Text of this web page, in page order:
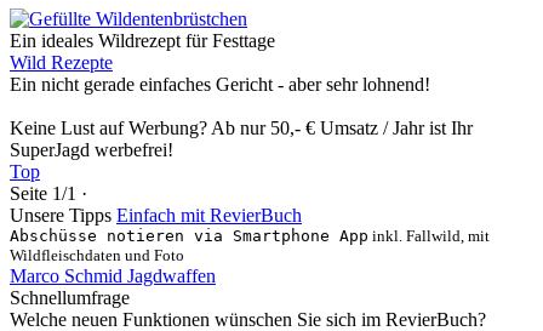
Ein ideales Wildrezept für Festtage
Wild Rezepte
Ein nicht gerade einfaches Gericht - aber sehr lohnend!
Keine Lust auf Werbung? Ab nur 50,- € Umsatz / Jahr ist Ihr
SuperJagd werbefrei!
Top
Seite 1/1 ·
Unsere Tipps Einfach mit RevierBuch
Abschüsse notieren via Smartphone App inkl. Fallwild, mit
Wildfleischdaten und Foto
Marco Schmid Jagdwaffen
Schnellumfrage
Welche neuen Funktionen wünschen Sie sich im RevierBuch?